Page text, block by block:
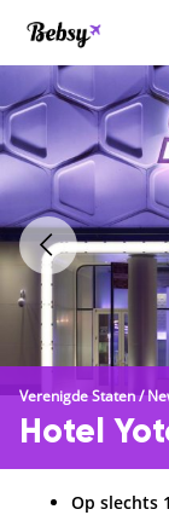
Verenigde Staten/
Hotel
Op slechts